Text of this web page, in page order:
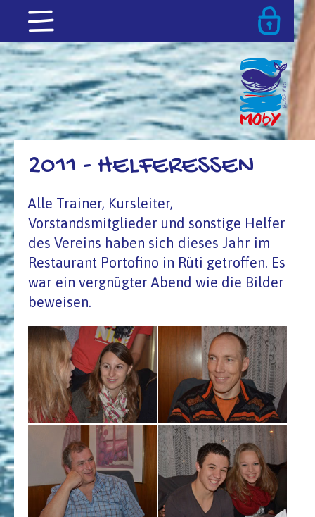
2011 - HELFERESSEN
Alle Trainer, Kursleiter,
Vorstandsmitglieder und sonstige Helfer
des Vereins haben sich dieses Jahr im
Restaurant Portofino in Rüti getroffen. Es
war ein vergnügter Abend wie die Bilder
beweisen.